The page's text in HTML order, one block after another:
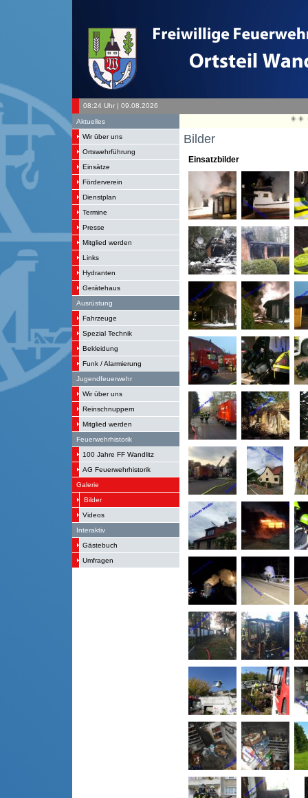
08:24 Uhr | 09.08.2026
Aktuelles
Wir über uns
Ortswehrführung
Einsätze
Förderverein
Dienstplan
Termine
Presse
Mitglied werden
Links
Hydranten
Gerätehaus
Ausrüstung
Fahrzeuge
Spezial Technik
Bekleidung
Funk / Alarmierung
Jugendfeuerwehr
Wir über uns
Reinschnuppern
Mitglied werden
Feuerwehrhistorik
100 Jahre FF Wandlitz
AG Feuerwehrhistorik
Galerie
Bilder
Videos
Interaktiv
Gästebuch
Umfragen
+ + +
Bilder
Einsatzbilder